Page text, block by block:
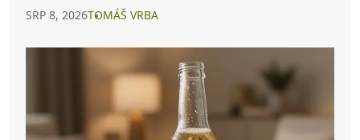
SRP 8, 2026TOMÁŠ VRBA